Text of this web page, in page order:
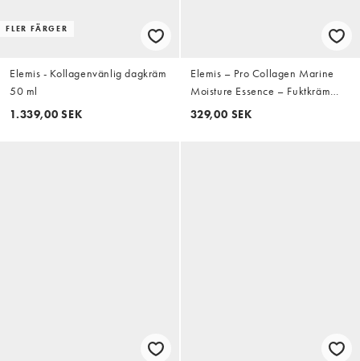
FLER FÄRGER
Elemis - Kollagenvänlig dagkräm
50 ml
1.339,00 SEK
Elemis – Pro Collagen Marine
Moisture Essence – Fuktkräm
med kollagen och havsextrakt,
329,00 SEK